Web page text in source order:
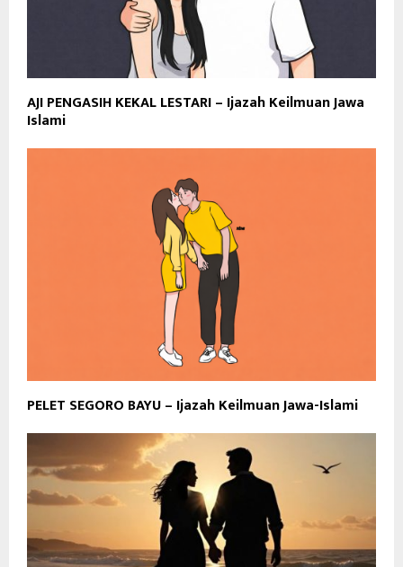
AJI PENGASIH KEKAL LESTARI – Ijazah Keilmuan Jawa
Islami
PELET SEGORO BAYU – Ijazah Keilmuan Jawa-Islami